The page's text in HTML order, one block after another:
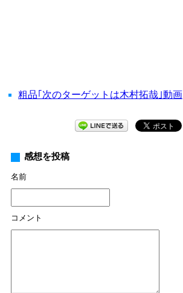
粗品｢次のターゲットは木村拓哉｣動画
感想を投稿
名前
コメント